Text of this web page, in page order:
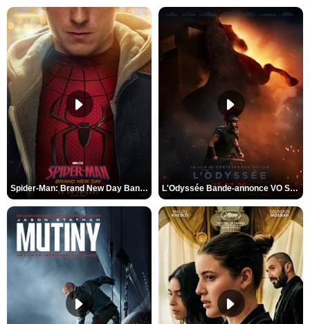
Spider-Man: Brand New Day Bande-annonce VO STFR L'Odyssée Bande-annonce VO STFR